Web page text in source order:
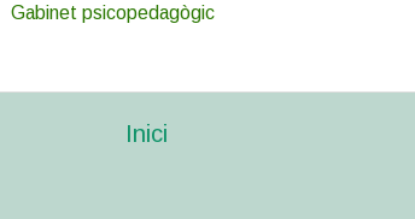
Gabinet psicopedagògic
Inici